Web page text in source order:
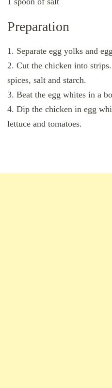
Preparation
1. Separate egg yolks and
2. Cut the chicken into
spices, salt and starch.
3. Beat the egg whites in a
4. Dip the chicken in egg
lettuce and tomatoes.